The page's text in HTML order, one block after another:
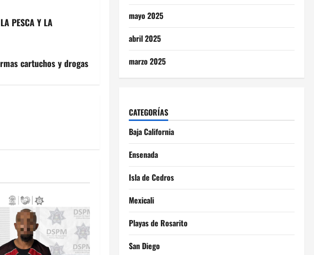
PESCA Y LA
cartuchos y drogas
mayo 2025
abril 2025
marzo 2025
CATEGORÍAS
Baja California
Ensenada
Isla de Cedros
Mexicali
Playas de Rosarito
San Diego